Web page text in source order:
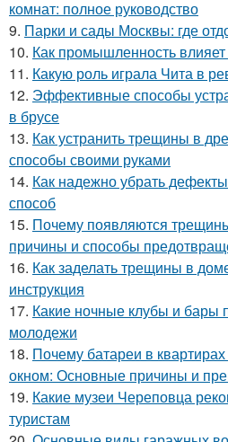
комнат: полное руководство
9. Парки и сады Москвы: где
10. Как промышленность
11. Какую роль играла Чита в
12. Эффективные способы
в брусе
13. Как устранить трещины в
способы своими руками
14. Как надежно убрать
способ
15. Почему появляются
причины и способы
16. Как заделать трещины в
инструкция
17. Какие ночные клубы и бары
молодежи
18. Почему батареи в
окном: Основные причины и
19. Какие музеи Череповца
туристам